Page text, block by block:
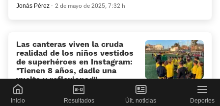
Jonás Pérez 2 de mayo de 2025, 7:32 h
Las canteras viven la cruda
realidad de los niños vestidos
de superhéroes en Instagram:
«Tienen 8 años, dadle una
vuelta y reflexionad»
Jonás Pérez 1 de mayo de 2025, 19:33 h
Inicio Resultados Últ. noticias Deportes